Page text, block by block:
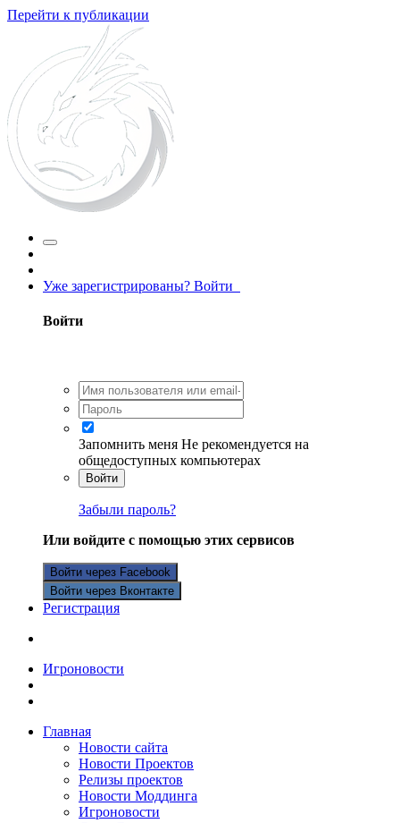
Перейти к публикации
Уже зарегистрированы? Войти
Войти
Запомнить меня Не рекомендуется на
общедоступных компьютерах
Войти
Забыли пароль?
Или войдите с помощью этих сервисов
Войти через Facebook
Войти через Вконтакте
Регистрация
Игроновости
Главная
Новости сайта
Новости Проектов
Релизы проектов
Новости Моддинга
Игроновости